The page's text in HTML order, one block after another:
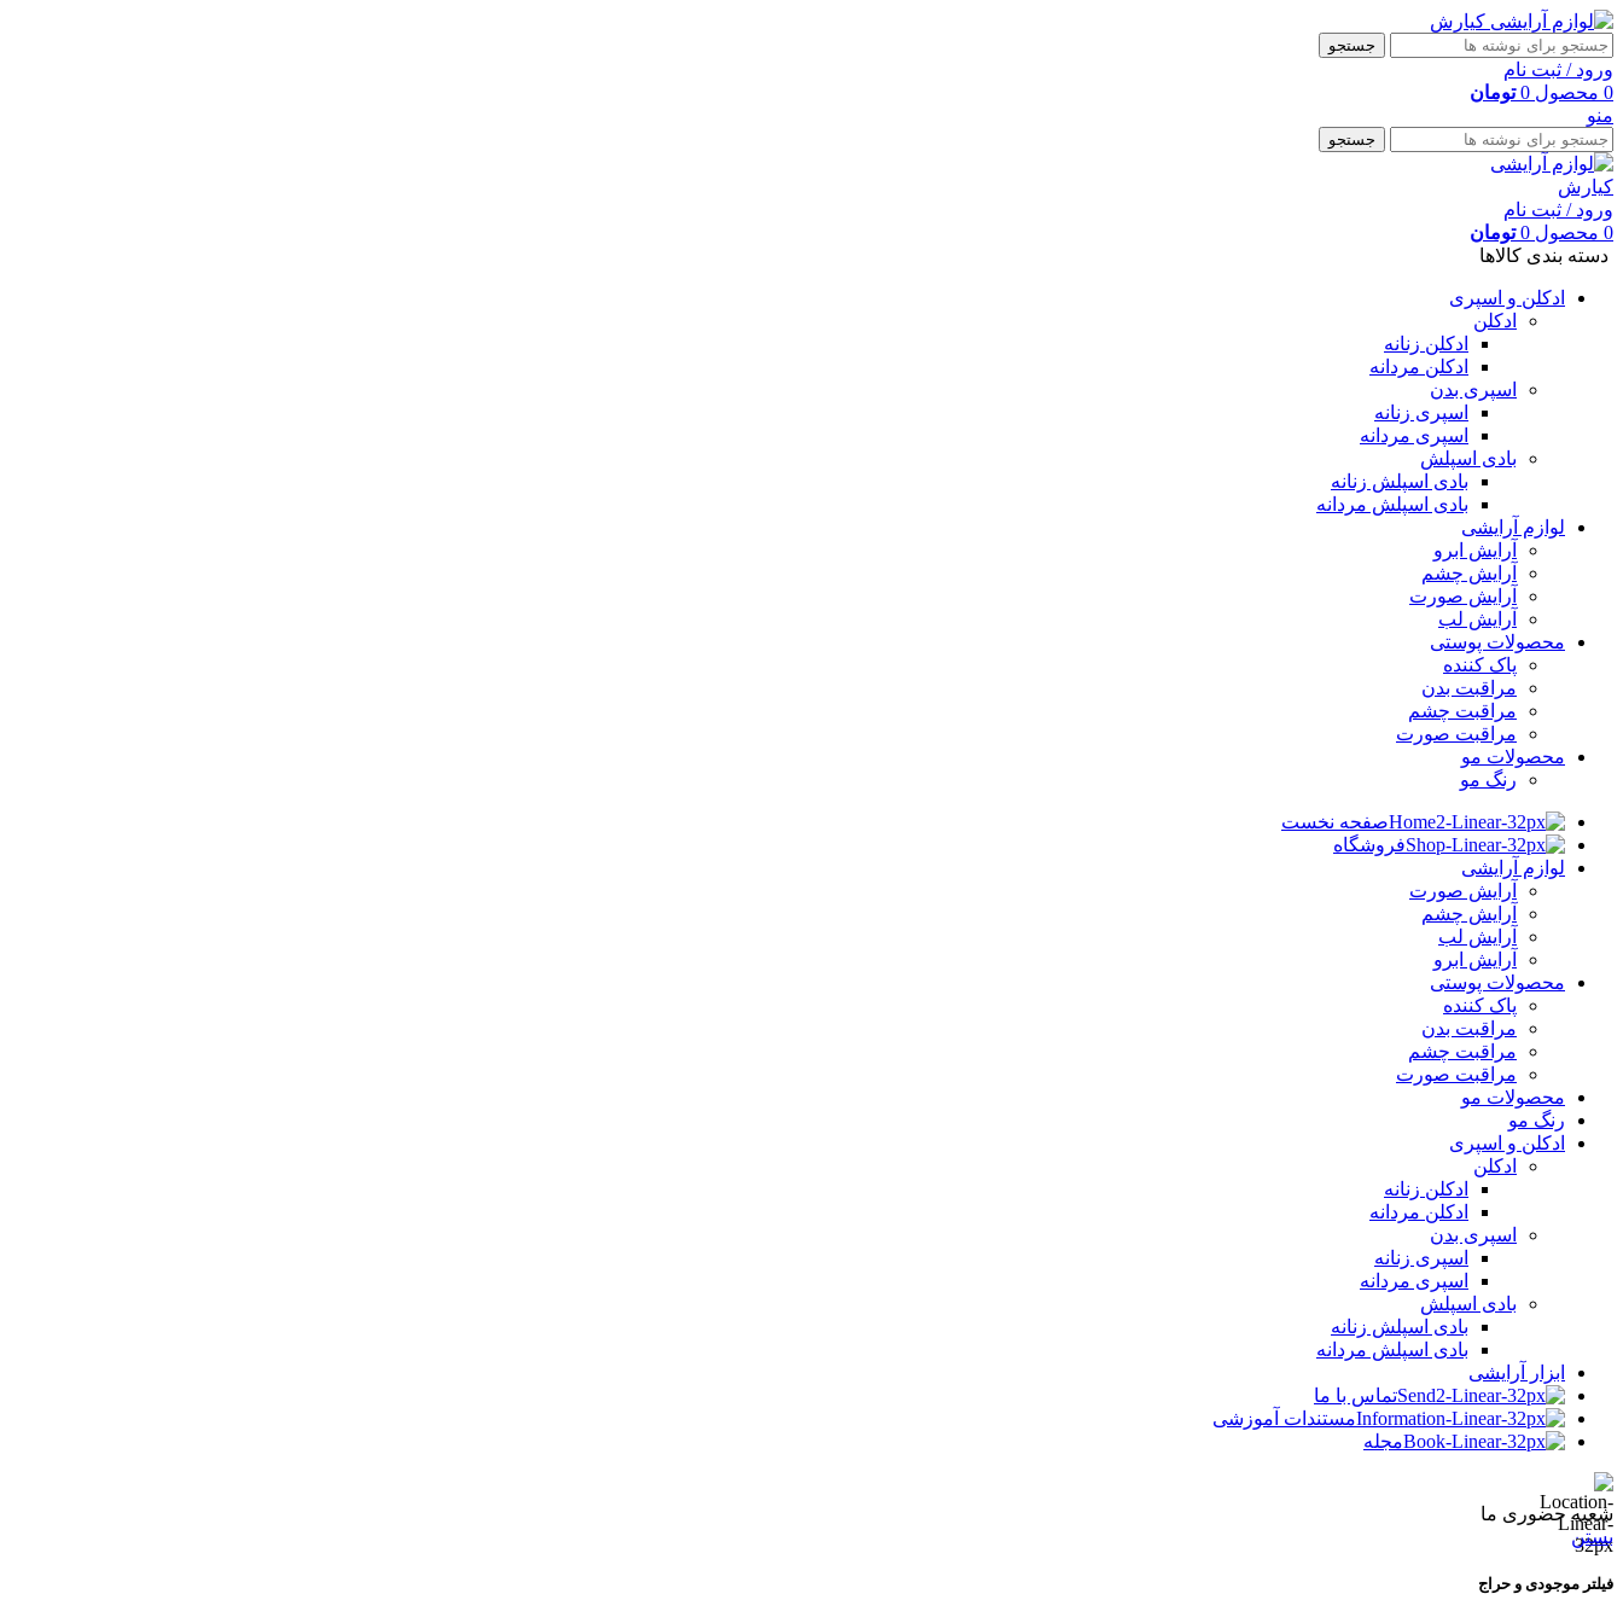
جستجو
ورود / ثبت نام
0 محصول 0 تومان
منو
جستجو
ورود / ثبت نام
0 محصول 0 تومان
دسته بندی کالاها
ادکلن و اسپری
ادکلن
ادکلن زنانه
ادکلن مردانه
اسپری بدن
اسپری زنانه
اسپری مردانه
بادی اسپلش
بادی اسپلش زنانه
بادی اسپلش مردانه
لوازم آرایشی
آرایش ابرو
آرایش چشم
آرایش صورت
آرایش لب
محصولات پوستی
پاک کننده
مراقبت بدن
مراقبت چشم
مراقبت صورت
محصولات مو
رنگ مو
صفحه نخست
فروشگاه
لوازم آرایشی
آرایش صورت
آرایش چشم
آرایش لب
آرایش ابرو
محصولات پوستی
پاک کننده
مراقبت بدن
مراقبت چشم
مراقبت صورت
محصولات مو
رنگ مو
ادکلن و اسپری
ادکلن
ادکلن زنانه
ادکلن مردانه
اسپری بدن
اسپری زنانه
اسپری مردانه
بادی اسپلش
بادی اسپلش زنانه
بادی اسپلش مردانه
ابزار آرایشی
تماس با ما
مستندات آموزشی
مجله
شعبه حضوری ما
بستن
فیلتر موجودی و حراج